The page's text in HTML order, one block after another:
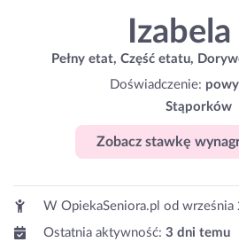
Pełny etat, Część etatu,
Doświadczenie:
Stąporków
Zobacz stawkę
W OpiekaSeniora.pl od września
Ostatnia aktywność: 3 dni temu